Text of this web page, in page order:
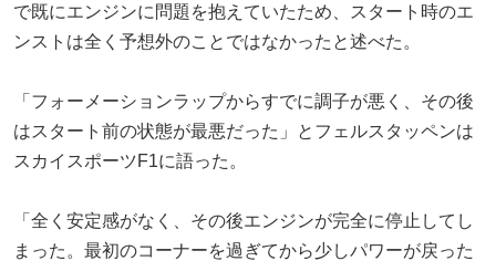
で既にエンジンに問題を抱えていたため、スタート時のエ
ンストは全く予想外のことではなかったと述べた。
「フォーメーションラップからすでに調子が悪く、その後
はスタート前の状態が最悪だった」とフェルスタッペンは
スカイスポーツF1に語った。
「全く安定感がなく、その後エンジンが完全に停止してし
まった。最初のコーナーを過ぎてから少しパワーが戻った